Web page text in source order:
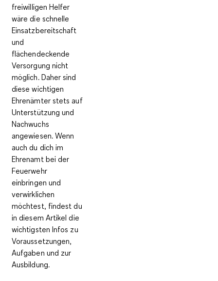
freiwilligen Helfer
wäre die schnelle
Einsatzbereitschaft
und
flächendeckende
Versorgung nicht
möglich. Daher sind
diese wichtigen
Ehrenämter stets auf
Unterstützung und
Nachwuchs
angewiesen. Wenn
auch du dich im
Ehrenamt bei der
Feuerwehr
einbringen und
verwirklichen
möchtest, findest du
in diesem Artikel die
wichtigsten Infos zu
Voraussetzungen,
Aufgaben und zur
Ausbildung.